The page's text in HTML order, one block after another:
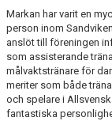
INTRESSEANMÄLAN
ANMÄLAN TILL
Markan har varit en
person inom
anslöt till föreningen
som assisterande
målvaktstränare för
meriter som både
och spelare i
fantastiska